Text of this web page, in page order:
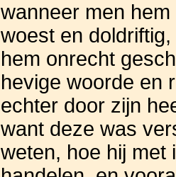
wanneer men
woest en
hem onrecht
hevige woorde en
echter door zijn
want deze was
weten, hoe hij met